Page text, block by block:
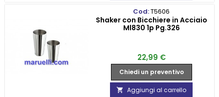
Cod:T5606
Shaker con Bicchiere in Acciaio
Ml830 1p Pg.326
Prezzo
22,99 €
Chiedi un preventivo
 Aggiungi al carrello